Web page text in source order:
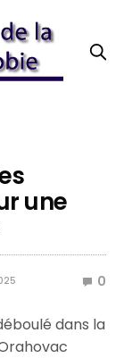
une
0
dans la